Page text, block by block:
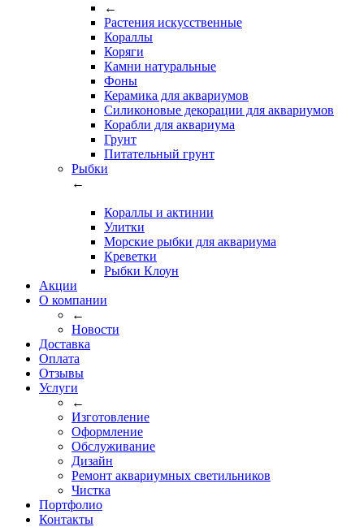
←
Растения искусственные
Кораллы
Коряги
Камни натуральные
Фоны
Керамика для аквариумов
Силиконовые декорации для аквариумов
Корабли для аквариума
Грунт
Питательный грунт
Рыбки
←
Кораллы и актинии
Улитки
Морские рыбки для аквариума
Креветки
Рыбки Клоун
Акции
О компании
←
Новости
Доставка
Оплата
Отзывы
Услуги
←
Изготовление
Оформление
Обслуживание
Дизайн
Ремонт аквариумных светильников
Чистка
Портфолио
Контакты